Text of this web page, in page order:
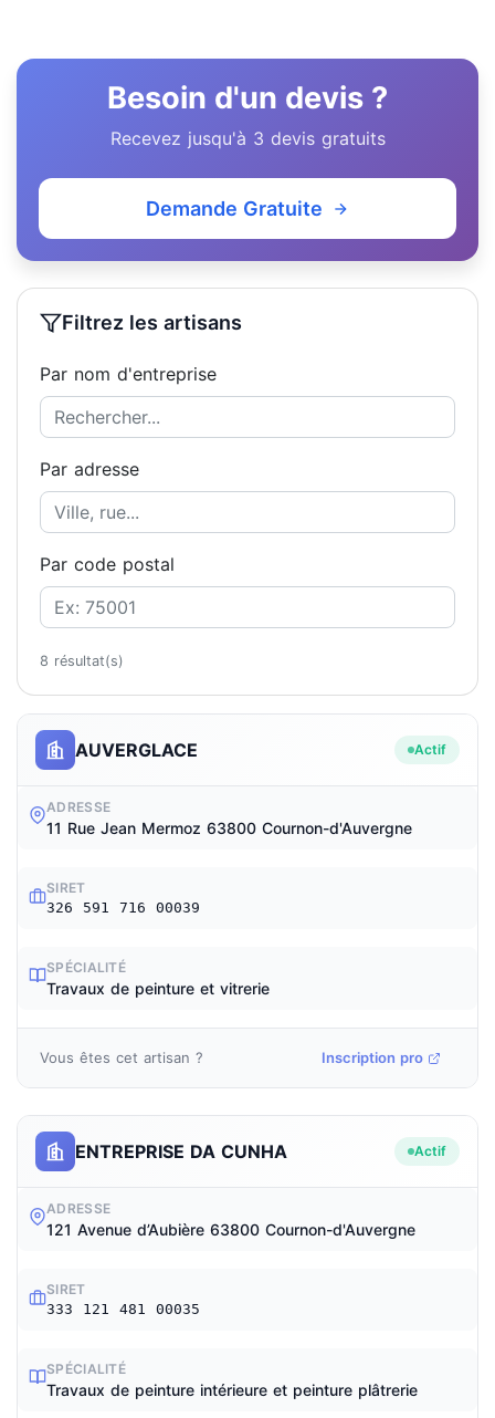
AUVERGLACE Actif
ADRESSE
11 Rue Jean Mermoz 63800 Cournon-d'Auvergne
SIRET
326 591 716 00039
SPÉCIALITÉ
Travaux de peinture et vitrerie
Vous êtes cet artisan ? Inscription pro
ENTREPRISE DA CUNHA Actif
ADRESSE
121 Avenue d’Aubière 63800 Cournon-d'Auvergne
SIRET
333 121 481 00035
SPÉCIALITÉ
Travaux de peinture intérieure et peinture plâtrerie
Besoin d'un devis ?
Recevez jusqu'à 3 devis gratuits
Demande Gratuite
Filtrez les artisans
Par nom d'entreprise
Par adresse
Par code postal
8 résultat(s)